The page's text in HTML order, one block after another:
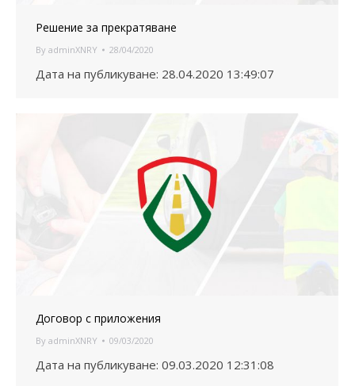
Решение за прекратяване
By adminXNRY 28/04/2020
Дата на публикуване: 28.04.2020 13:49:07
Договор с приложения
By adminXNRY 09/03/2020
Дата на публикуване: 09.03.2020 12:31:08